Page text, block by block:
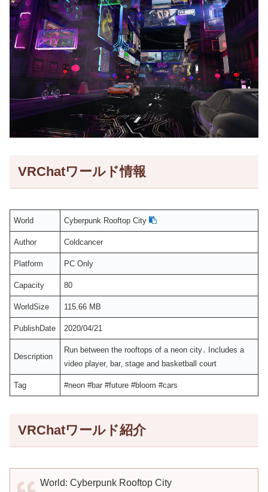
VRChatワールド情報
World Cyberpunk Rooftop City
Author Coldcancer
Platform PC Only
Capacity 80
WorldSize 115.66 MB
PublishDate 2020/04/21
Description
Run between the rooftops of a neon city․ Includes a
video player‚ bar‚ stage and basketball court
Tag #neon #bar #future #bloom #cars
VRChatワールド紹介
World: Cyberpunk Rooftop City